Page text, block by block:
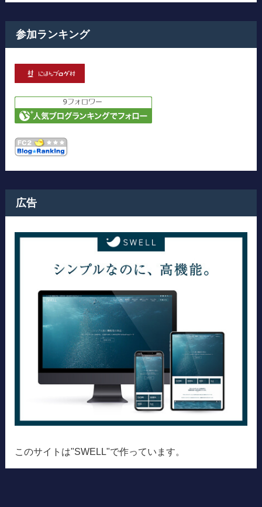
参加ランキング
広告
このサイトは"SWELL"で作っています。